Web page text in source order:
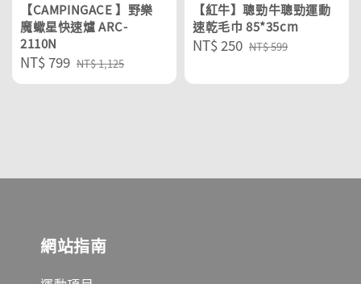
【CAMPINGACE 】野樂
魔蠍星快速爐 ARC-
2110N
Sale
price
NT$ 799 Regular
price
NT$ 1,125
【紅牛】聰勁牛聰勁運動
速乾毛巾 85*35cm
Sale
NT$ 250 Regular
NT$ 599
網站指南